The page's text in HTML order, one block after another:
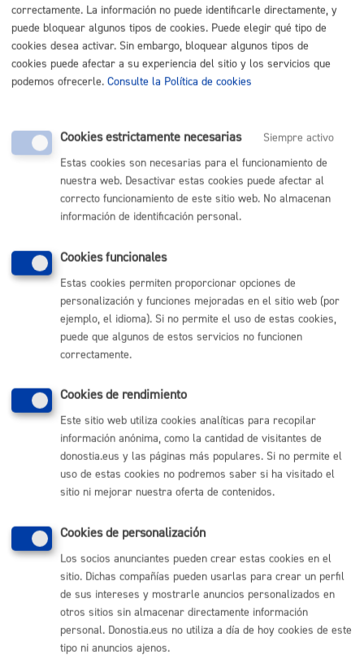
su caso
Informe justificativo de la declaración de ruina
Relación de titulares de derechos sobre el inmueble
Tamaño máximo anexos: 50 Mb
Cantidad a abonar
Tasas por Servicios Urbanísticos
**Anexo a regir desde el 1 de enero 2019
Plazo de resolución y sentido
del silencio
Sentido del silencio:
Variable
No se puede establecer un plazo estimado debido a la
diversa casúistica, en cualquier caso, los plazos serán
más breves en los casos más graves y urgentes. Se
remite al procedimiento de ruina regulado en los
artículos 19 y siguientes del Real Decreto 2187/1978
Pasos del procedimiento
Registro de la solicitud y documentación o emisión
informe técnico (si es de oficio)
Subsanación de la documentación, en su caso
Informe técnico o jurídico.
Se incoa expediente ruina
correctamente. La información no puede identificarle directamente, y
puede bloquear algunos tipos de cookies. Puede elegir qué tipo de
cookies desea activar. Sin embargo, bloquear algunos tipos de
cookies puede afectar a su experiencia del sitio y los servicios que
podemos ofrecerle. Consulte la Política de cookies
Cookies estrictamente necesarias
Siempre activo
Estas cookies son necesarias para el funcionamiento de
nuestra web. Desactivar estas cookies puede afectar al
correcto funcionamiento de este sitio web. No almacenan
información de identificación personal.
Cookies funcionales
Estas cookies permiten proporcionar opciones de
personalización y funciones mejoradas en el sitio web (por
ejemplo, el idioma). Si no permite el uso de estas cookies,
puede que algunos de estos servicios no funcionen
correctamente.
Cookies de rendimiento
Este sitio web utiliza cookies analíticas para recopilar
información anónima, como la cantidad de visitantes de
donostia.eus y las páginas más populares. Si no permite el
uso de estas cookies no podremos saber si ha visitado el
sitio ni mejorar nuestra oferta de contenidos.
Cookies de personalización
Los socios anunciantes pueden crear estas cookies en el
sitio. Dichas compañías pueden usarlas para crear un perfil
de sus intereses y mostrarle anuncios personalizados en
otros sitios sin almacenar directamente información
personal. Donostia.eus no utiliza a día de hoy cookies de este
tipo ni anuncios ajenos.